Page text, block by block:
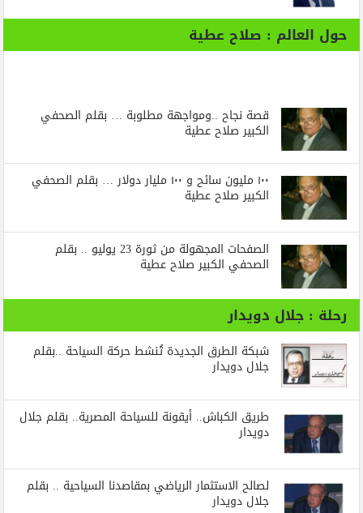
حول العالم : صلاح عطية
قصة نجاح ..ومواجهة مطلوبة … بقلم الصحفي
الكبير صلاح عطية
١٠٠ مليون سائح و ١٠٠ مليار دولار … بقلم الصحفي
الكبير صلاح عطية
الصفحات المجهولة من ثورة 23 يوليو .. بقلم
الصحفي الكبير صلاح عطية
رحلة : جلال دويدار
شبكة الطرق الجديدة تُنشط حركة السياحة ..بقلم
جلال دويدار
طريق الكباش.. أيقونة للسياحة المصرية.. بقلم جلال
دويدار
لصالح الاستثمار الرياضي بمقاصدنا السياحية .. بقلم
جلال دويدار